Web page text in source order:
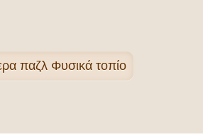
παζλ Φυσικά τοπίo